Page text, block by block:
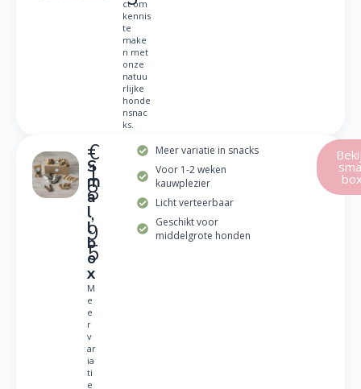
ct om
kennis
te
make
n met
onze
natuu
rlijke
honde
nsnac
ks.
S
m
a
l
l
b
o
x
M
e
e
r
v
ar
ia
ti
e
€
1
8
,
9
5
Meer variatie in snacks
Voor 1-2 weken
kauwplezier
Licht verteerbaar
Geschikt voor
middelgrote honden